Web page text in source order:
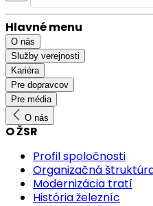
Hlavné menu
O nás
Služby verejnosti
Kariéra
Pre dopravcov
Pre média
O nás
O ŽSR
Profil spoločnosti
Organizačná
Modernizácia tratí
História železníc